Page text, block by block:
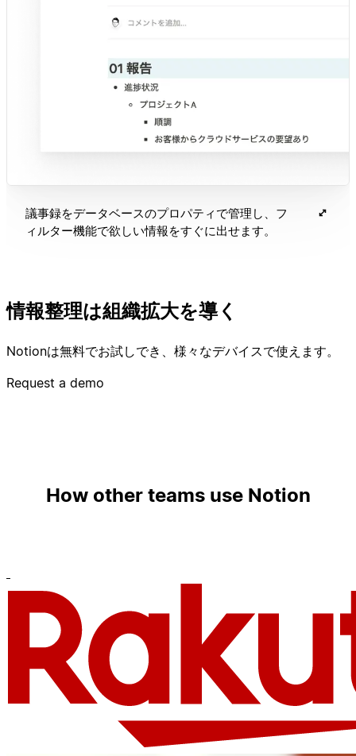
議事録をデータベースのプロパティで管理し、フ
ィルター機能で欲しい情報をすぐに出せます。
情報整理は組織拡大を導く
Notionは無料でお試しでき、様々なデバイスで使えます。
Request a demo
How other teams use Notion